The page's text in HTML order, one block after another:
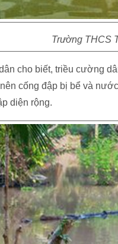
Trường THCS
cho biết, triều cường
cống đập bị bể và
diện rộng.